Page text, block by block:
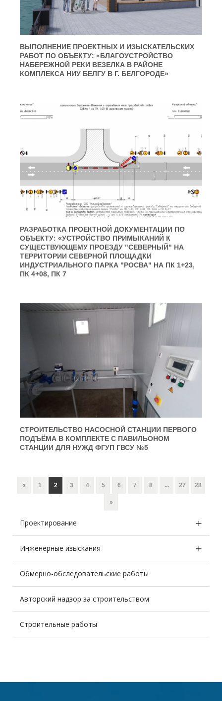
ВЫПОЛНЕНИЕ ПРОЕКТНЫХ И ИЗЫСКАТЕЛЬСКИХ
РАБОТ ПО ОБЪЕКТУ: «БЛАГОУСТРОЙСТВО
НАБЕРЕЖНОЙ РЕКИ ВЕЗЕЛКА В РАЙОНЕ
КОМПЛЕКСА НИУ БЕЛГУ В Г. БЕЛГОРОДЕ»
РАЗРАБОТКА ПРОЕКТНОЙ ДОКУМЕНТАЦИИ ПО
ОБЪЕКТУ: «УСТРОЙСТВО ПРИМЫКАНИЙ К
СУЩЕСТВУЮЩЕМУ ПРОЕЗДУ "СЕВЕРНЫЙ" НА
ТЕРРИТОРИИ СЕВЕРНОЙ ПЛОЩАДКИ
ИНДУСТРИАЛЬНОГО ПАРКА "РОСВА" НА ПК 1+23,
ПК 4+08, ПК 7
СТРОИТЕЛЬСТВО НАСОСНОЙ СТАНЦИИ ПЕРВОГО
ПОДЪЁМА В КОМПЛЕКТЕ С ПАВИЛЬОНОМ
СТАНЦИИ ДЛЯ НУЖД ФГУП ГВСУ №5
« 1 2 3 4 5 6 7 8 ... 27 28
»
Проектирование
Инженерные изыскания
Обмерно-обследовательские работы
Авторский надзор за строительством
Строительные работы